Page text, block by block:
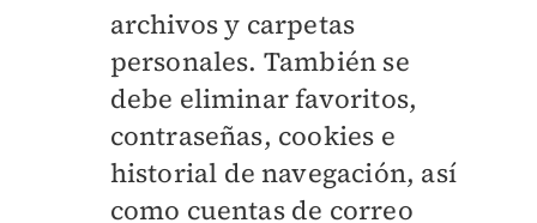
archivos y carpetas
personales. También se
debe eliminar favoritos,
contraseñas, cookies e
historial de navegación, así
como cuentas de correo